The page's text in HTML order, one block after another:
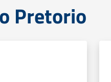
Pretorio